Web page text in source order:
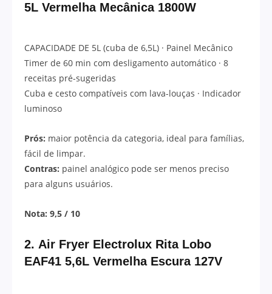
5L Vermelha Mecânica 1800W
CAPACIDADE DE 5L (cuba de 6,5L) · Painel Mecânico
Timer de 60 min com desligamento automático · 8
receitas pré-sugeridas
Cuba e cesto compatíveis com lava-louças · Indicador
luminoso
Prós: maior potência da categoria, ideal para famílias,
fácil de limpar.
Contras: painel analógico pode ser menos preciso
para alguns usuários.
Nota: 9,5 / 10
2. Air Fryer Electrolux Rita Lobo
EAF41 5,6L Vermelha Escura 127V